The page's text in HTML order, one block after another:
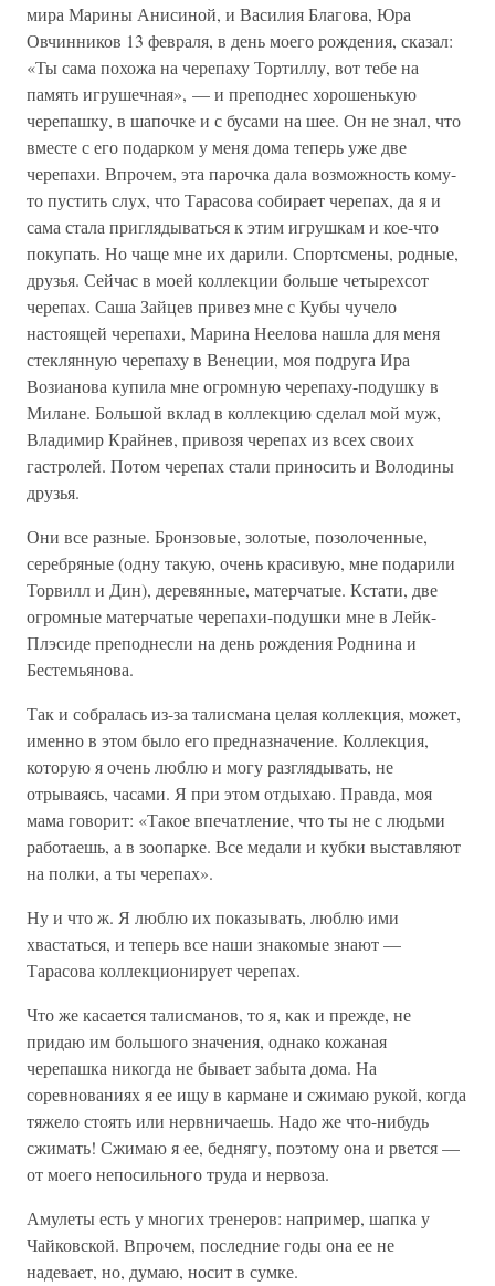
мира Марины Анисиной, и Василия Благова, Юра
Овчинников 13 февраля, в день моего рождения, сказал:
«Ты сама похожа на черепаху Тортиллу, вот тебе на
память игрушечная», — и преподнес хорошенькую
черепашку, в шапочке и с бусами на шее. Он не знал, что
вместе с его подарком у меня дома теперь уже две
черепахи. Впрочем, эта парочка дала возможность кому-
то пустить слух, что Тарасова собирает черепах, да я и
сама стала приглядываться к этим игрушкам и кое-что
покупать. Но чаще мне их дарили. Спортсмены, родные,
друзья. Сейчас в моей коллекции больше четырехсот
черепах. Саша Зайцев привез мне с Кубы чучело
настоящей черепахи, Марина Неелова нашла для меня
стеклянную черепаху в Венеции, моя подруга Ира
Возианова купила мне огромную черепаху-подушку в
Милане. Большой вклад в коллекцию сделал мой муж,
Владимир Крайнев, привозя черепах из всех своих
гастролей. Потом черепах стали приносить и Володины
друзья.
Они все разные. Бронзовые, золотые, позолоченные,
серебряные (одну такую, очень красивую, мне подарили
Торвилл и Дин), деревянные, матерчатые. Кстати, две
огромные матерчатые черепахи-подушки мне в Лейк-
Плэсиде преподнесли на день рождения Роднина и
Бестемьянова.
Так и собралась из-за талисмана целая коллекция, может,
именно в этом было его предназначение. Коллекция,
которую я очень люблю и могу разглядывать, не
отрываясь, часами. Я при этом отдыхаю. Правда, моя
мама говорит: «Такое впечатление, что ты не с людьми
работаешь, а в зоопарке. Все медали и кубки выставляют
на полки, а ты черепах».
Ну и что ж. Я люблю их показывать, люблю ими
хвастаться, и теперь все наши знакомые знают —
Тарасова коллекционирует черепах.
Что же касается талисманов, то я, как и прежде, не
придаю им большого значения, однако кожаная
черепашка никогда не бывает забыта дома. На
соревнованиях я ее ищу в кармане и сжимаю рукой, когда
тяжело стоять или нервничаешь. Надо же что-нибудь
сжимать! Сжимаю я ее, беднягу, поэтому она и рвется —
от моего непосильного труда и нервоза.
Амулеты есть у многих тренеров: например, шапка у
Чайковской. Впрочем, последние годы она ее не
надевает, но, думаю, носит в сумке.